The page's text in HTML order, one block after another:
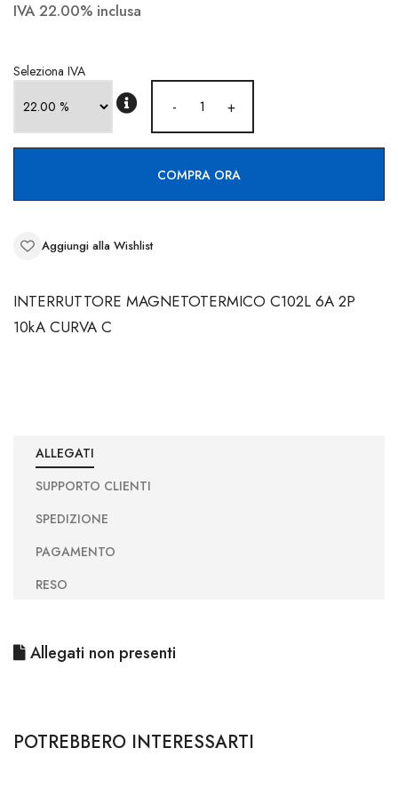
CONTATTI
IVA 22.00% inclusa
Seleziona IVA
- +
COMPRA ORA
Aggiungi alla Wishlist
INTERRUTTORE MAGNETOTERMICO C102L 6A 2P
10kA CURVA C
ALLEGATI
SUPPORTO CLIENTI
SPEDIZIONE
PAGAMENTO
RESO
Allegati non presenti
POTREBBERO INTERESSARTI